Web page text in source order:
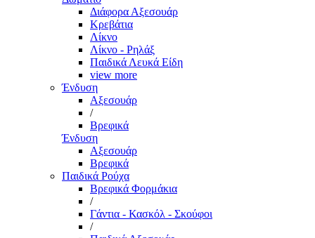
Διάφορα Αξεσουάρ
Κρεβάτια
Λίκνο
Λίκνο - Ρηλάξ
Παιδικά Λευκά Είδη
view more
Ένδυση
Αξεσουάρ
/
Βρεφικά
Ένδυση
Αξεσουάρ
Βρεφικά
Παιδικά Ρούχα
Βρεφικά Φορμάκια
/
Γάντια - Κασκόλ - Σκούφοι
/